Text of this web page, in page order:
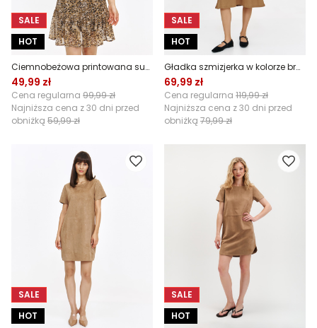
SALE
HOT
Ciemnobeżowa printowana sukienka
49,99 zł
Cena regularna 99,99 zł
Najniższa cena z 30 dni przed
obniżką 59,99 zł
SALE
HOT
Gładka szmizjerka w kolorze brązowym
69,99 zł
Cena regularna 119,99 zł
Najniższa cena z 30 dni przed
obniżką 79,99 zł
SALE
HOT
SALE
HOT